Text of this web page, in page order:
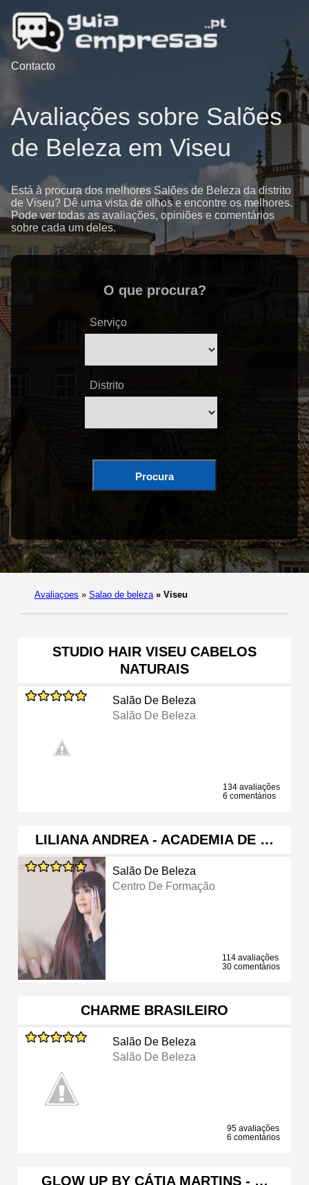
Contacto
Avaliações sobre Salões
de Beleza em Viseu
Está à procura dos melhores Salões de Beleza da distrito
de Viseu? Dê uma vista de olhos e encontre os melhores.
Pode ver todas as avaliações, opiniões e comentários
sobre cada um deles.
O que procura?
Serviço
Distrito
Procura
Avaliaçoes » Salao de beleza » Viseu
STUDIO HAIR VISEU CABELOS
NATURAIS
Salão De Beleza
Salão De Beleza
134 avaliações
6 comentários
LILIANA ANDREA - ACADEMIA DE …
Salão De Beleza
Centro De Formação
114 avaliações
30 comentários
CHARME BRASILEIRO
Salão De Beleza
Salão De Beleza
95 avaliações
6 comentários
GLOW UP BY CÁTIA MARTINS - …